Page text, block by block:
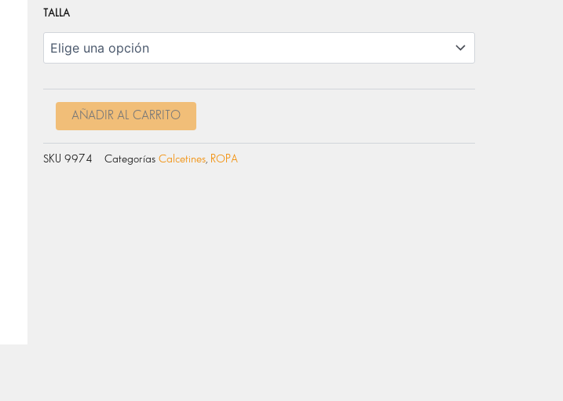
ERA:
17,95 €.14,00 €.
TALLA
CALCETINES
cantidad
AÑADIR AL CARRITO
SKU 9974 Categorías Calcetines ROPA